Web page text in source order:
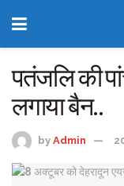
पतंजलि की
लगाया बैन..
by Admin